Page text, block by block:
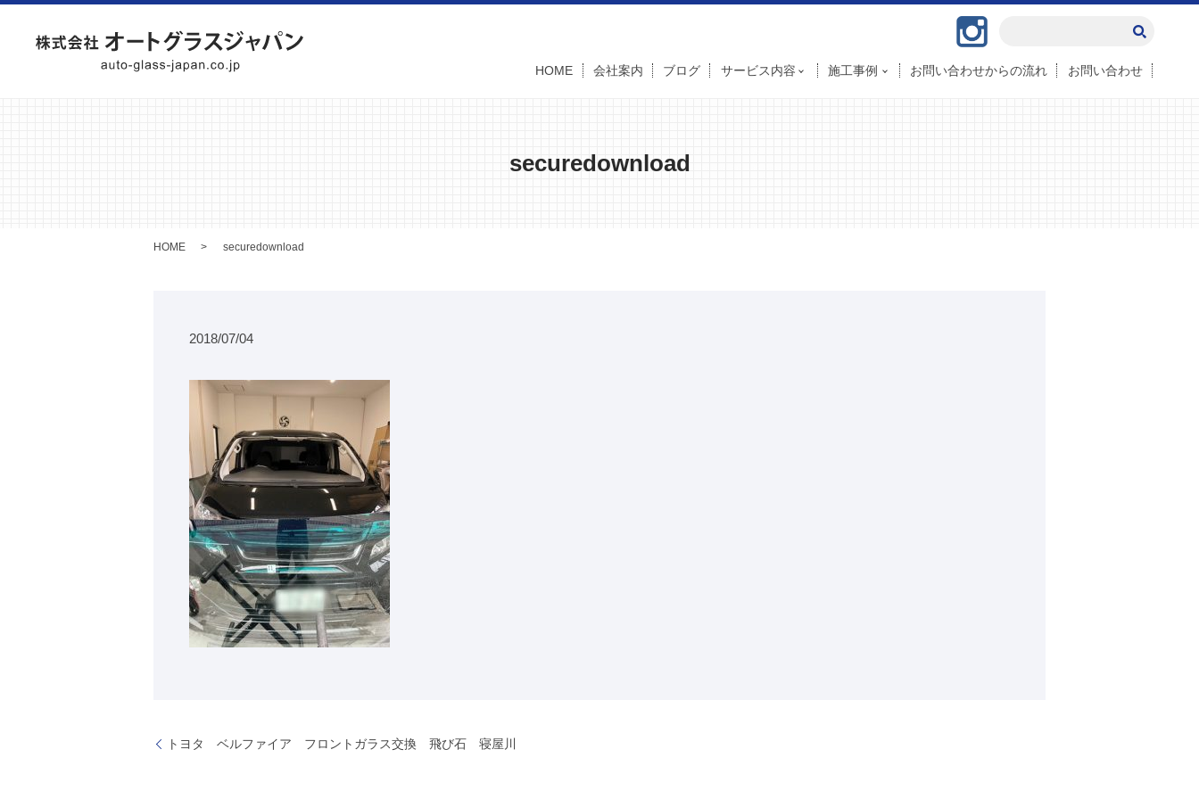
HOME 会社案内 ブログ サービス内容 施工事例 お問い合わせからの流れ お問い合わせ
securedownload
HOME securedownload
2018/07/04
トヨタ ベルファイア フロントガラス交換 飛び石 寝屋川